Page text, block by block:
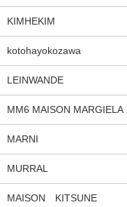
KIMHEKIM
kotohayokozawa
LEINWANDE
MM6 MAISON MARGIELA
MARNI
MURRAL
MAISON KITSUNE